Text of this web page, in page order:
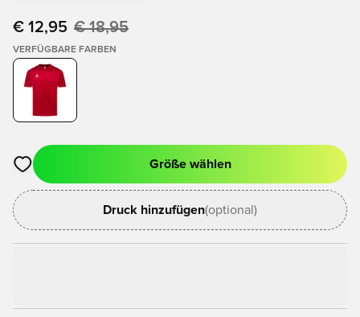
€ 12,95 € 18,95
VERFÜGBARE FARBEN
Öffnet ein Fenster zum Anmelden oder Registrieren als
Größe wählen
Druck hinzufügen(optional)